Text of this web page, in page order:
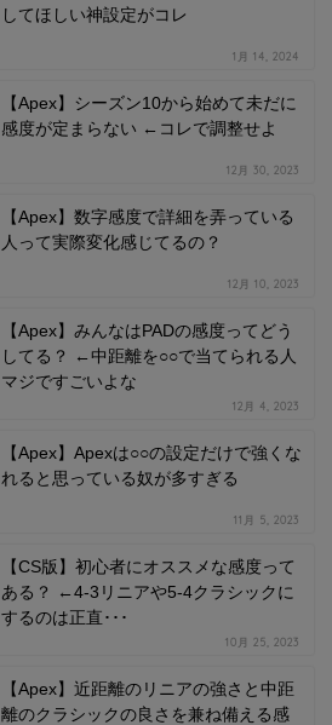
してほしい神設定がコレ
1月 14, 2024
【Apex】シーズン10から始めて未だに
感度が定まらない ←コレで調整せよ
12月 30, 2023
【Apex】数字感度で詳細を弄っている
人って実際変化感じてるの？
12月 10, 2023
【Apex】みんなはPADの感度ってどう
してる？ ←中距離を○○で当てられる人
マジですごいよな
12月 4, 2023
【Apex】Apexは○○の設定だけで強くな
れると思っている奴が多すぎる
11月 5, 2023
【CS版】初心者にオススメな感度って
ある？ ←4-3リニアや5-4クラシックに
するのは正直･･･
10月 25, 2023
【Apex】近距離のリニアの強さと中距
離のクラシックの良さを兼ね備える感